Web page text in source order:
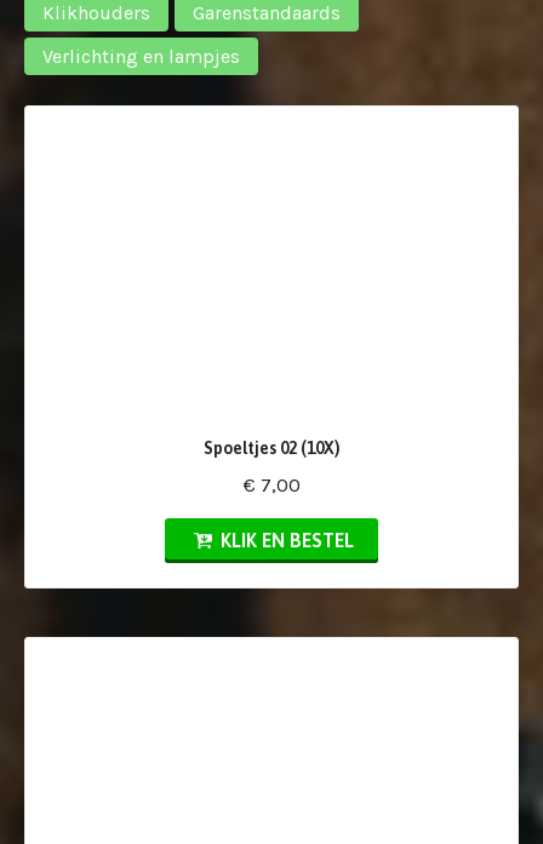
Klikhouders
Garenstandaards
Verlichting en lampjes
Spoeltjes 02 (10X)
€ 7,00
KLIK EN BESTEL